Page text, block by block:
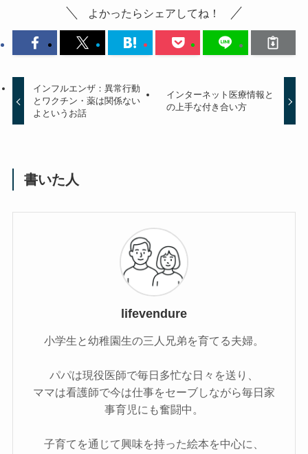
よかったらシェアしてね！
インフルエンザ：異常行動
とワクチン・薬は関係ない
よというお話
インターネット医療情報と
の上手な付き合い方
書いた人
lifevendure
小学生と幼稚園生の三人兄弟を育てる夫婦。
パパは現役医師で毎日多忙な日々を送り、
ママは看護師で今は仕事をセーブしながら毎日家
事育児にも奮闘中。
子育てを通じて興味を持った絵本を中心に、